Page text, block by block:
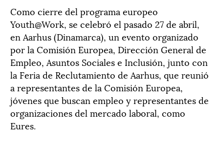
Como cierre del programa europeo
Youth@Work, se celebró el pasado 27 de abril,
en Aarhus (Dinamarca), un evento organizado
por la Comisión Europea, Dirección General de
Empleo, Asuntos Sociales e Inclusión, junto con
la Feria de Reclutamiento de Aarhus, que reunió
a representantes de la Comisión Europea,
jóvenes que buscan empleo y representantes de
organizaciones del mercado laboral, como
Eures.